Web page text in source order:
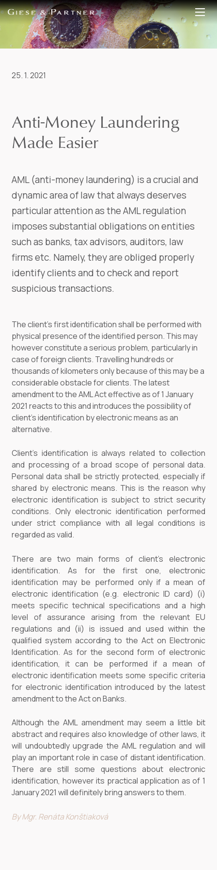
EN
DE
25. 1. 2021
Anti-Money Laundering
Made Easier
AML (anti-money laundering) is a crucial and
dynamic area of law that always deserves
particular attention as the AML regulation
imposes substantial obligations on entities
such as banks, tax advisors, auditors, law
firms etc. Namely, they are obliged properly
identify clients and to check and report
suspicious transactions.
The client’s first identification shall be performed with
physical presence of the identified person. This may
however constitute a serious problem, particularly in
case of foreign clients. Travelling hundreds or
thousands of kilometers only because of this may be a
considerable obstacle for clients. The latest
amendment to the AML Act effective as of 1 January
2021 reacts to this and introduces the possibility of
client’s identification by electronic means as an
alternative.
Client’s identification is always related to collection
and processing of a broad scope of personal data.
Personal data shall be strictly protected, especially if
shared by electronic means. This is the reason why
electronic identification is subject to strict security
conditions. Only electronic identification performed
under strict compliance with all legal conditions is
regarded as valid.
There are two main forms of client’s electronic
identification. As for the first one, electronic
identification may be performed only if a mean of
electronic identification (e.g. electronic ID card) (i)
meets specific technical specifications and a high
level of assurance arising from the relevant EU
regulations and (ii) is issued and used within the
qualified system according to the Act on Electronic
Identification. As for the second form of electronic
identification, it can be performed if a mean of
electronic identification meets some specific criteria
for electronic identification introduced by the latest
amendment to the Act on Banks.
Although the AML amendment may seem a little bit
abstract and requires also knowledge of other laws, it
will undoubtedly upgrade the AML regulation and will
play an important role in case of distant identification.
There are still some questions about electronic
identification, however its practical application as of 1
January 2021 will definitely bring answers to them.
By Mgr. Renáta Konštiaková